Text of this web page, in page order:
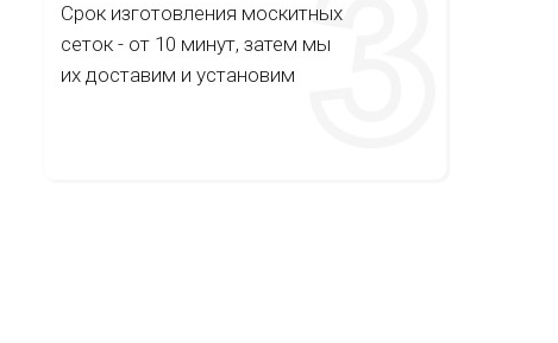
Срок изготовления москитных
сеток - от 10 минут, затем мы
их доставим и установим